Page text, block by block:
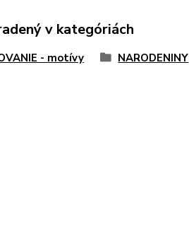
v kategóriách
- motívy NARODENINY